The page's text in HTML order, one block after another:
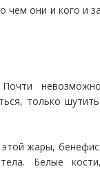
чем они и кого и
только
этой жары,
Белые